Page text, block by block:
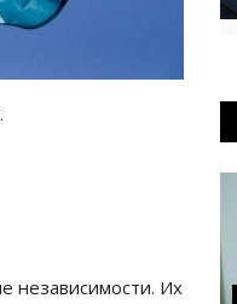
независимости. Их